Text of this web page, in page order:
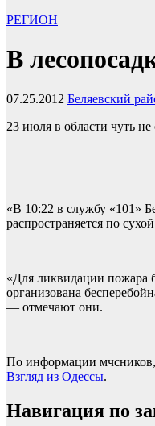
РЕГИОН
В
07.25.2012 Беляевский
23 июля в области чуть
«В 10:22 в службу «101»
распространяется по
«Для ликвидации пожара
организована
— отмечают они.
По информации мчсников,
Взгляд из Одессы.
Навигация по